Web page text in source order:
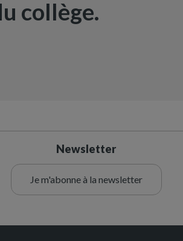
collège.
Newsletter
Je m'abonne à la newsletter